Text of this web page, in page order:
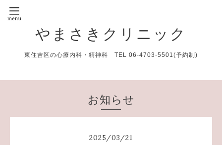
やまさきクリニック
東住吉区の心療内科・精神科 TEL 06-4703-5501(予約制)
お知らせ
2025/03/21